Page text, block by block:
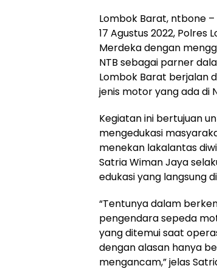
Lombok Barat, ntbone
17 Agustus 2022,
Merdeka dengan
NTB sebagai parner
Lombok Barat berjalan
jenis motor yang ada di
Kegiatan ini bertujuan
mengedukasi
menekan lakalantas
Satria Wiman Jaya
edukasi yang langsung
“Tentunya dalam
pengendara sepeda
yang ditemui saat
dengan alasan hanya
mengancam,” jelas